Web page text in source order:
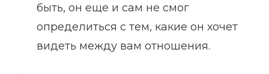
быть, он еще и сам не смог
определиться с тем, какие он хочет
видеть между вам отношения.